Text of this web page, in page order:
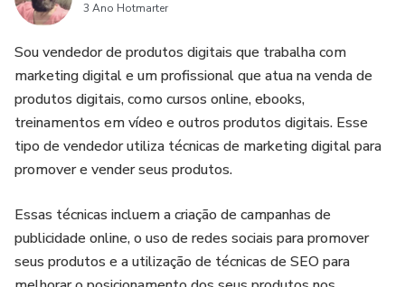
3 Ano Hotmarter
Sou vendedor de produtos digitais que trabalha com
marketing digital e um profissional que atua na venda de
produtos digitais, como cursos online, ebooks,
treinamentos em vídeo e outros produtos digitais. Esse
tipo de vendedor utiliza técnicas de marketing digital para
promover e vender seus produtos.
Essas técnicas incluem a criação de campanhas de
publicidade online, o uso de redes sociais para promover
seus produtos e a utilização de técnicas de SEO para